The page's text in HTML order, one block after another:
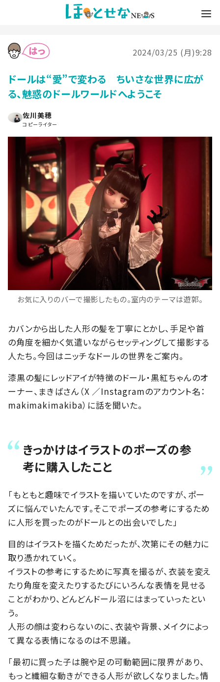
2024/03/25 (月)9:28
ドールは“愛”で変わる ちいさな世界に広が
る、魅惑のドールワールドへようこそ
佐川美穂
コピーライター
お気に入りのバーで撮影したもの。室内のテーマは遊郭。
カバンから出した人形の髪を丁寧にとかし、手足や首
の角度を細かく気遣いながらセッティングして撮影する
人たち。今回はニッチなドールの世界をご案内。
漆黒の髪にレッドアイが特徴のドール・黒紅ちゃんのオ
ーナー、まきばさん（X ／Instagramのアカウント名：
makimakimakiba）に話を聞いた。
きっかけはイラストのポーズの参
考に購入したこと
「もともと趣味でイラストを描いていたのですが、ポー
ズに悩んでいたんです。そこでポーズの参考にするため
に人形を買ったのがドールとの出会いでした」
目的はイラストを描くためだったが、次第にその魅力に
取り憑かれていく。
イラストの参考にするために写真を撮るが、衣装を変え
たり角度を変えたりするたびにいろんな表情を見せる
ことがわかり、どんどんドール沼にはまっていったとい
う。
人形の顔は変わらないのに、衣装や背景、メイクによっ
て異なる表情になるのは不思議。
「最初に買った子は腕や足の可動範囲に限界があり、
もっと繊細な動きができる人形が欲しくなりました。情